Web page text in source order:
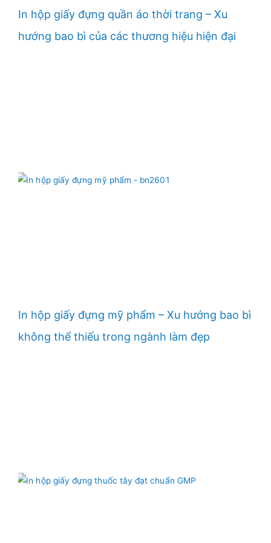
In hộp giấy đựng quần áo thời trang – Xu
hướng bao bì của các thương hiệu hiện đại
In hộp giấy đựng mỹ phẩm – Xu hướng bao bì
không thể thiếu trong ngành làm đẹp